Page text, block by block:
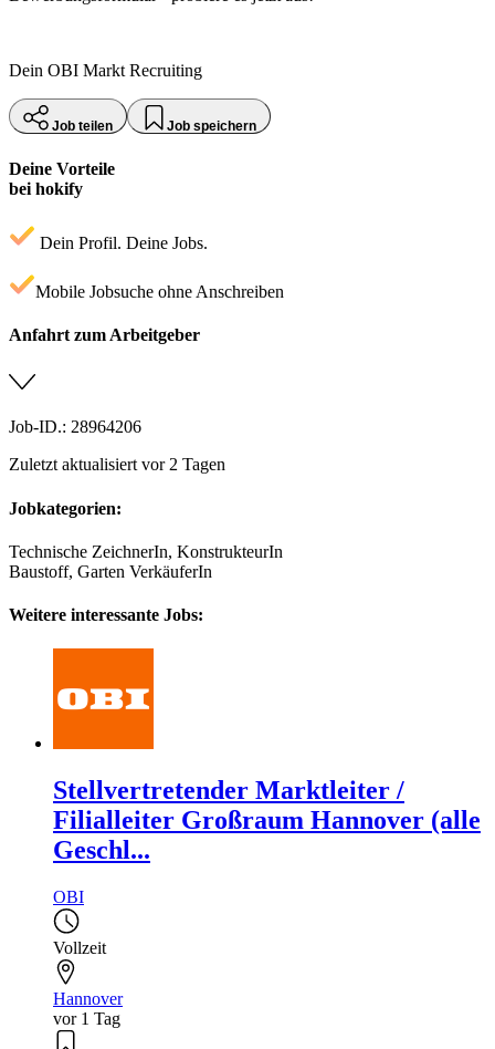
Dein OBI Markt Recruiting
Job teilen Job speichern
Deine Vorteile
bei hokify
Dein Profil. Deine Jobs.
Mobile Jobsuche ohne Anschreiben
Anfahrt zum Arbeitgeber
Job-ID.: 28964206
Zuletzt aktualisiert vor 2 Tagen
Jobkategorien:
Technische ZeichnerIn, KonstrukteurIn
Baustoff, Garten VerkäuferIn
Weitere interessante Jobs:
Stellvertretender Marktleiter /
Filialleiter Großraum Hannover (alle
Geschl...
OBI
Vollzeit
Hannover
vor 1 Tag